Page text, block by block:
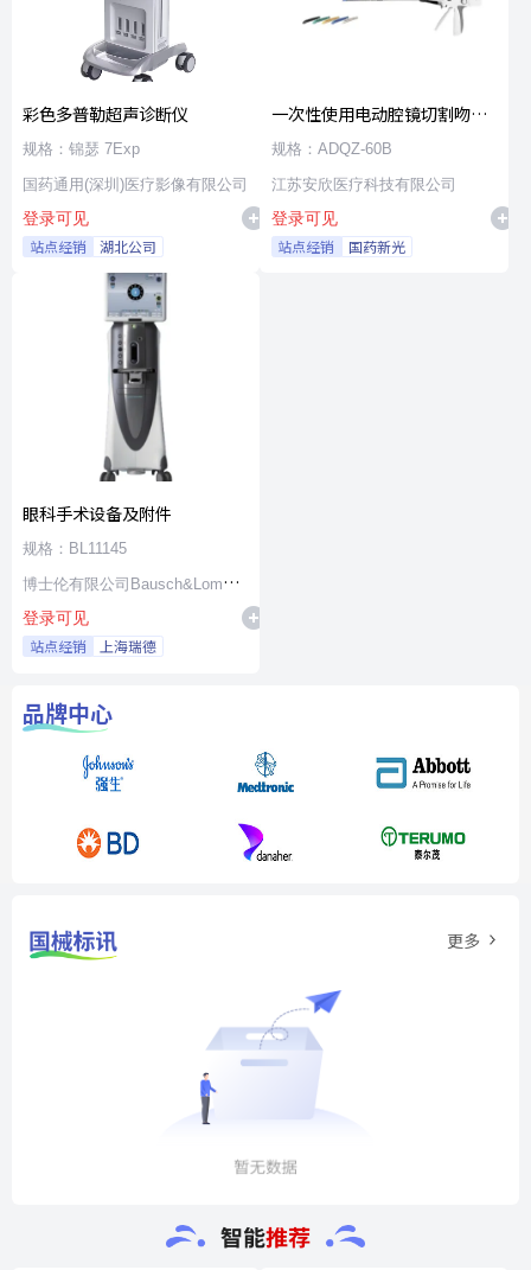
彩色多普勒超声诊断仪
规格：锦瑟 7Exp
国药通用(深圳)医疗影像有限公司
登录可见
站点经销 湖北公司
一次性使用电动腔镜切割吻合
器及组件
规格：ADQZ-60B
江苏安欣医疗科技有限公司
登录可见
站点经销 国药新光
眼科手术设备及附件
规格：BL11145
博士伦有限公司Bausch&Lomb
Incorporated
登录可见
站点经销 上海瑞德
品牌中心